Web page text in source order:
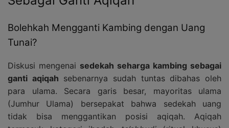
Bolehkah Mengganti Kambing dengan Uang
Tunai?
Diskusi mengenai sedekah seharga kambing sebagai
ganti aqiqah sebenarnya sudah tuntas dibahas oleh
para ulama. Secara garis besar, mayoritas ulama
(Jumhur Ulama) bersepakat bahwa sedekah uang
tidak bisa menggantikan posisi aqiqah. Aqiqah